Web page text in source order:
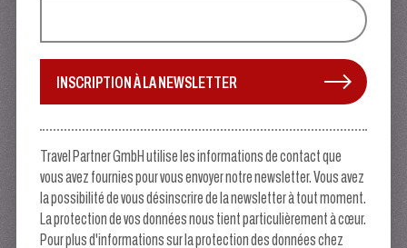
INSCRIPTION À LA NEWSLETTER
Travel Partner GmbH utilise les informations de contact que
vous avez fournies pour vous envoyer notre newsletter. Vous avez
la possibilité de vous désinscrire de la newsletter à tout moment.
La protection de vos données nous tient particulièrement à cœur.
Pour plus d'informations sur la protection des données chez